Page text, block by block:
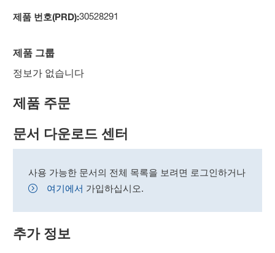
제품 번호(PRD):30528291
제품 그룹
정보가 없습니다
제품 주문
문서 다운로드 센터
사용 가능한 문서의 전체 목록을 보려면 로그인하거나
여기에서 가입하십시오.
추가 정보